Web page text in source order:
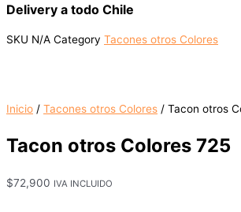
Delivery a todo Chile
SKU N/A Category Tacones otros Colores
Inicio / Tacones otros Colores / Tacon otros
Tacon otros Colores 725
$72,900 IVA INCLUIDO